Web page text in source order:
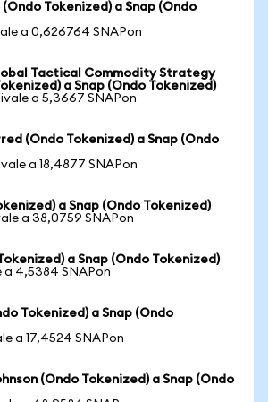
Tokenized) a Snap (Ondo
a 0,626764 SNAPon
Tactical Commodity Strategy
a Snap (Ondo Tokenized)
a 5,3667 SNAPon
(Ondo Tokenized) a Snap (Ondo
a 18,4877 SNAPon
a Snap (Ondo Tokenized)
a 38,0759 SNAPon
a Snap (Ondo Tokenized)
a 4,5384 SNAPon
Tokenized) a Snap (Ondo
a 17,4524 SNAPon
(Ondo Tokenized) a Snap (Ondo